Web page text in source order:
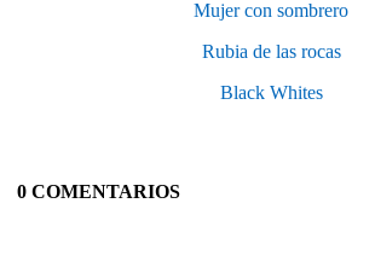
Mujer con sombrero
Rubia de las rocas
Black Whites
0 COMENTARIOS